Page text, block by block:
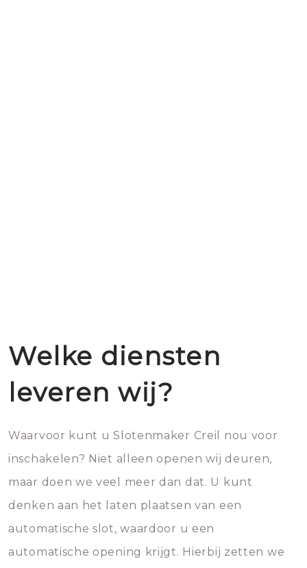
Welke diensten
leveren wij?
Waarvoor kunt u Slotenmaker Creil nou voor
inschakelen? Niet alleen openen wij deuren,
maar doen we veel meer dan dat. U kunt
denken aan het laten plaatsen van een
automatische slot, waardoor u een
automatische opening krijgt. Hierbij zetten we